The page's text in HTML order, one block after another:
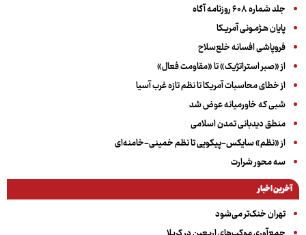
جلد شماره ۶۰۸ روزنامه آگاه
پایان هـژمـونی آمریـکا
فروپاشی افسانه خلع‌سلاح
از «صبر استراتژیک» تا «مقاومت فعال»
از خطای محاسبات آمریکا تا نظم تازه غرب آسیا
شبی که خاورمیانه عوض شد
منطق دیدبانی تمدن اسلامی
از «نظم» سایکس-پیکویی تا نظم خمینی-خامنه‌ای
سه‌ محور شرارت
آخرین اخبار
تهران خنک‌تر می‌شود